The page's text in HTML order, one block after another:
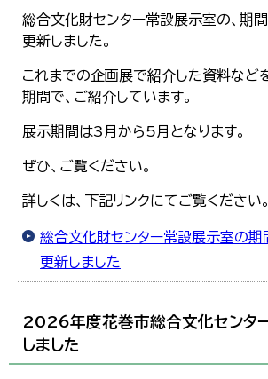
総合文化財センター常設展示室の、期
更新しました。
これまでの企画展で紹介した資料など
期間で、ご紹介しています。
展示期間は3月から5月となります。
ぜひ、ご覧ください。
詳しくは、下記リンクにてご覧ください。
総合文化財センター常設展示室の期
更新しました
2026年度花巻市総合文化センタ
しました